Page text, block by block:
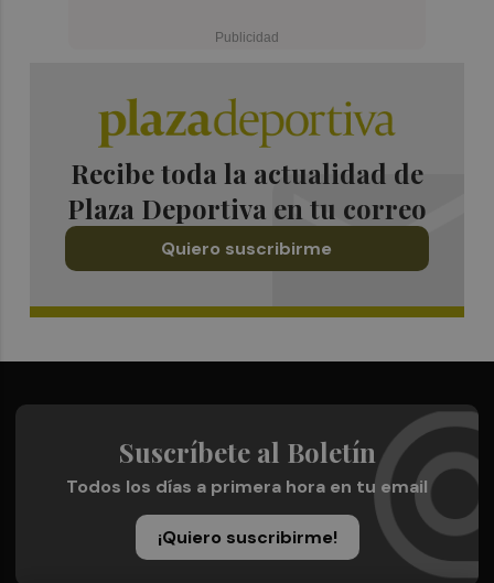
Recibe toda la actualidad de
Plaza Deportiva en tu correo
Quiero suscribirme
Suscríbete al Boletín
Todos los días a primera hora en tu email
¡Quiero suscribirme!